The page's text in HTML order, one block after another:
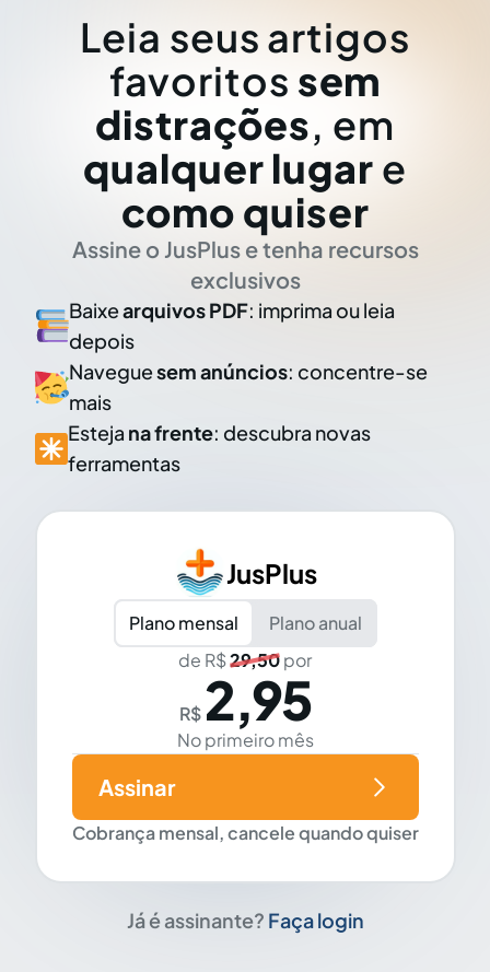
Leia seus artigos
favoritos sem
distrações, em
qualquer lugar e
como quiser
Assine o JusPlus e tenha recursos
exclusivos
Baixearquivos PDF: imprima ou leia
depois
Naveguesem anúncios: concentre-se
mais
Esteja na frente: descubra novas
ferramentas
JusPlus
Plano mensal
Plano anual
de R$29,50por
R$ 2,95
No primeiro mês
Cobrança mensal, cancele quando quiser
Assinar
Já é assinante? Faça login